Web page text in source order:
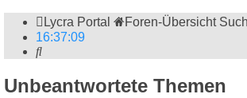
Lycra Portal Foren-Übersicht
16:37:10
Suche
Unbeantwortete Themen